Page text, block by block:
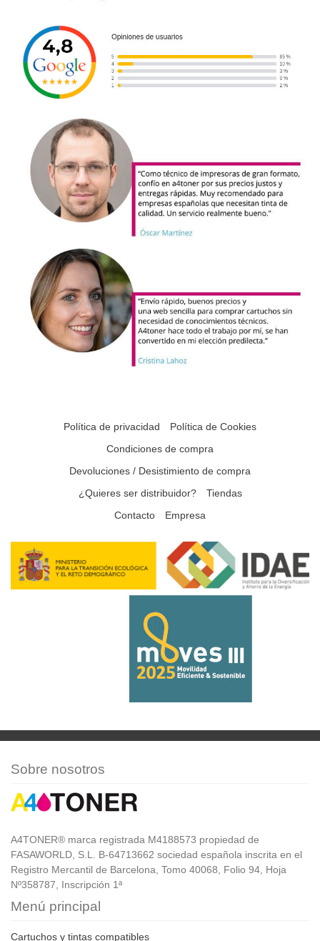
Política de privacidad
Política de Cookies
Condiciones de compra
Devoluciones / Desistimiento de compra
¿Quieres ser distribuidor?
Tiendas
Contacto
Empresa
Sobre nosotros
A4TONER® marca registrada M4188573 propiedad de
FASAWORLD, S.L. B-64713662 sociedad española inscrita en el
Registro Mercantil de Barcelona, Tomo 40068, Folio 94, Hoja
Nº358787, Inscripción 1ª
Menú principal
Cartuchos y tintas compatibles